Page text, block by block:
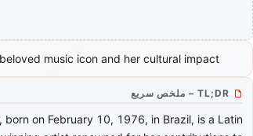
music icon and her cultural impact.
TL;DR – ملخص سريع
born on February 10, 1976, in Brazil, is a Latin